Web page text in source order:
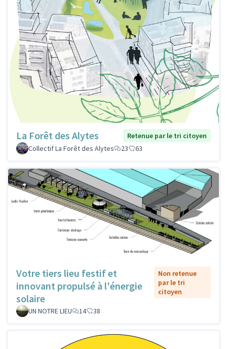
La Forêt des Alytes
Retenue par le tri citoyen
Collectif La Forêt des Alytes
23 63
Votre tiers lieu festif et
innovant propulsé à l'énergie
solaire
Non retenue
par le tri
citoyen
UN NOTRE LIEU 14 38